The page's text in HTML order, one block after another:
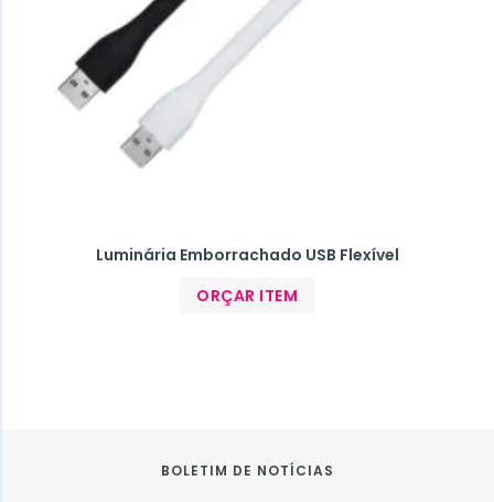
Luminária Emborrachado USB Flexível
ORÇAR ITEM
BOLETIM DE NOTÍCIAS